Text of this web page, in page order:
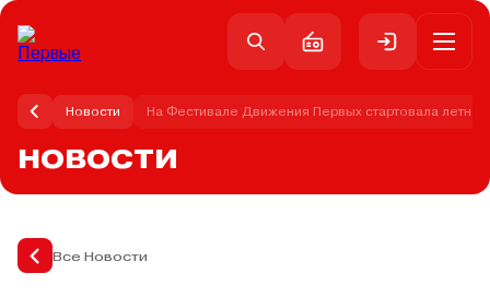
Новости На Фестивале Движения Первых стартовала
НОВОСТИ
Все Новости